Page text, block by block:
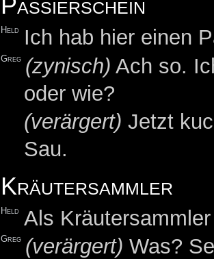
Held Ich hab hier einen
Greg (zynisch) Ach so.
oder wie?
(verärgert) Jetzt
Sau.
Kräutersammler
Held Als
Greg (verärgert) Was?